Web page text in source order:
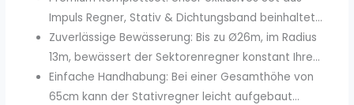
Impuls Regner, Stativ & Dichtungsband beinhaltet...
Zuverlässige Bewässerung: Bis zu Ø26m, im Radius
13m, bewässert der Sektorenregner konstant Ihre...
Einfache Handhabung: Bei einer Gesamthöhe von
65cm kann der Stativregner leicht aufgebaut...